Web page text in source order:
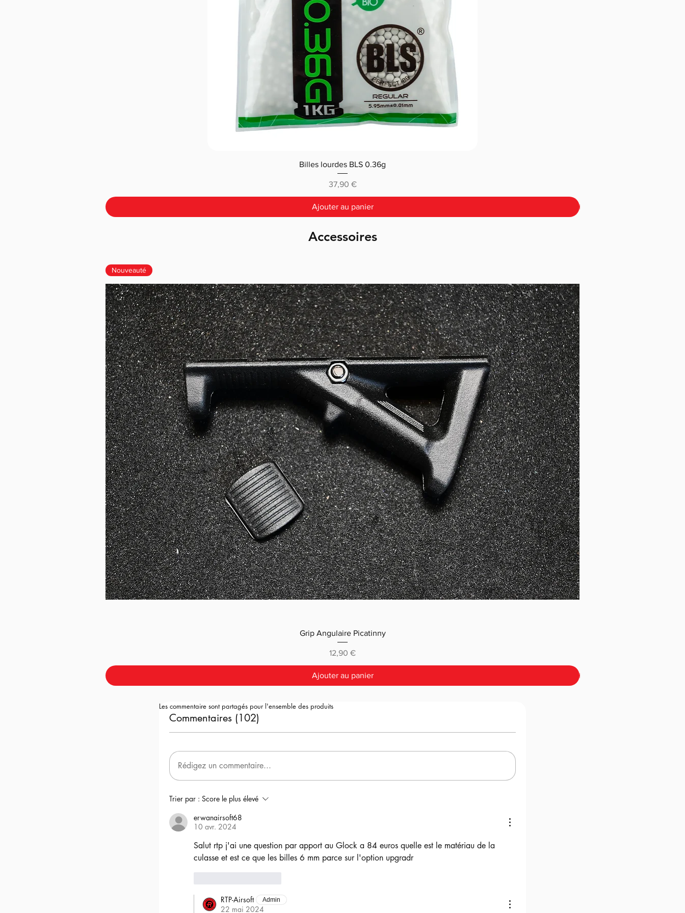
Billes lourdes BLS 0.36g
Prix
37,90 €
Ajouter au panier
Accessoires
Nouveauté
Grip Angulaire Picatinny
Prix
12,90 €
Ajouter au panier
Commentaires (102)
Rédigez un commentaire...
Trier par : Score le plus élevé
erwanairsoft68
10 avr. 2024
Salut rtp j'ai une question par apport au Glock a 84 euros quelle est le matériau de la
culasse et est ce que les billes 6 mm parce sur l'option upgradr
RTP-Airsoft Admin
22 mai 2024
Les commentaire sont partagés pour l'ensemble des produits